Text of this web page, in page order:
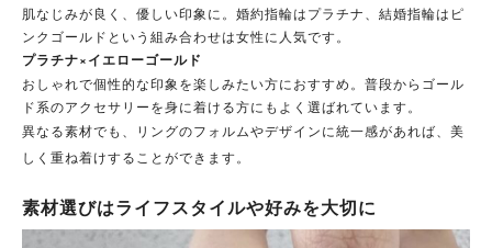
肌なじみが良く、優しい印象に。婚約指輪はプラチナ、結婚指輪はピ
ンクゴールドという組み合わせは女性に人気です。
プラチナ×イエローゴールド
おしゃれで個性的な印象を楽しみたい方におすすめ。普段からゴール
ド系のアクセサリーを身に着ける方にもよく選ばれています。
異なる素材でも、リングのフォルムやデザインに統一感があれば、美
しく重ね着けすることができます。
素材選びはライフスタイルや好みを大切に